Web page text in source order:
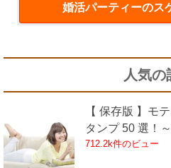
婚活パーティーのス
人気の
【 保存版 】モ
タンプ 50 選！
712.2k件のビュー